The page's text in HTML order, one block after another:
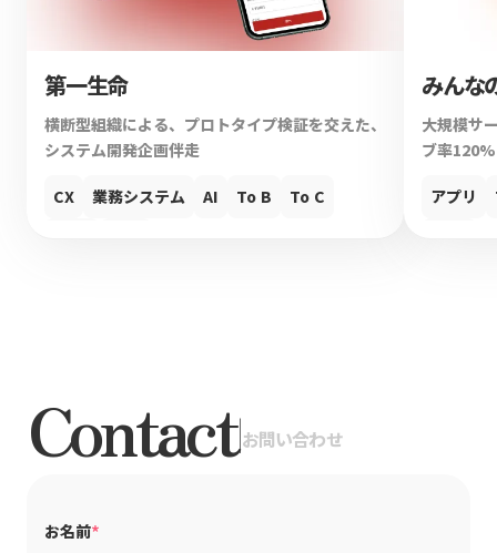
第一生命
横断型組織による、プロトタイプ検証を交えた、
システム開発企画伴走
CX 業務システム AI To B
To C
みんな
大規模サ
ブ率
アプリ
Contact|お問い合わせ
お名前*